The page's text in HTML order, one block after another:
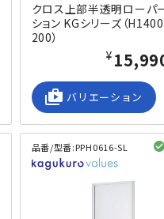
クロス上部半透明ローパ
ション KGシリーズ（
200）
shop_2 バリエーション
品番/型番:PPH0616-SL